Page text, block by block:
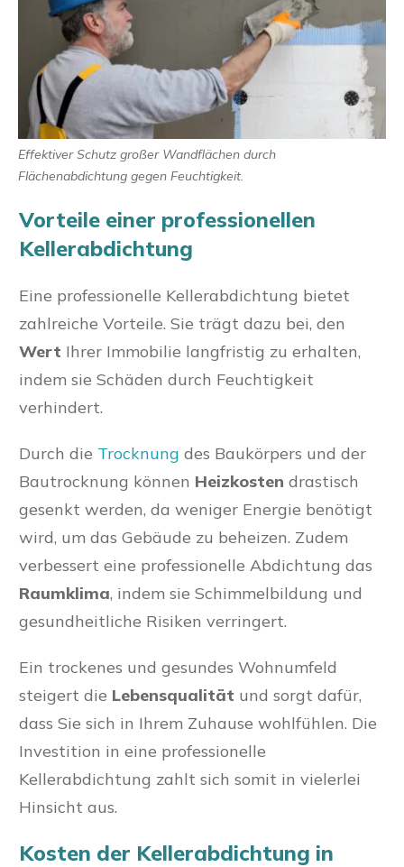
Effektiver Schutz großer Wandflächen durch
Flächenabdichtung gegen Feuchtigkeit.
Vorteile einer professionellen
Kellerabdichtung
Eine professionelle Kellerabdichtung bietet
zahlreiche Vorteile. Sie trägt dazu bei, den
Wert Ihrer Immobilie langfristig zu erhalten,
indem sie Schäden durch Feuchtigkeit
verhindert.
Durch die Trocknung des Baukörpers und der
Bautrocknung können Heizkosten drastisch
gesenkt werden, da weniger Energie benötigt
wird, um das Gebäude zu beheizen. Zudem
verbessert eine professionelle Abdichtung das
Raumklima, indem sie Schimmelbildung und
gesundheitliche Risiken verringert.
Ein trockenes und gesundes Wohnumfeld
steigert die Lebensqualität und sorgt dafür,
dass Sie sich in Ihrem Zuhause wohlfühlen. Die
Investition in eine professionelle
Kellerabdichtung zahlt sich somit in vielerlei
Hinsicht aus.
Kosten der Kellerabdichtung in